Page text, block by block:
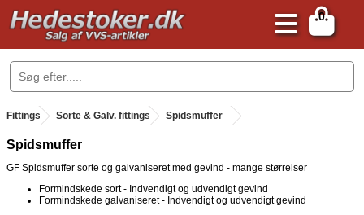
0
.
Fittings . Sorte & Galv. fittings . Spidsmuffer
Spidsmuffer
GF Spidsmuffer sorte og galvaniseret med gevind - mange størrelser
Formindskede sort - Indvendigt og udvendigt gevind
Formindskede galvaniseret - Indvendigt og udvendigt gevind